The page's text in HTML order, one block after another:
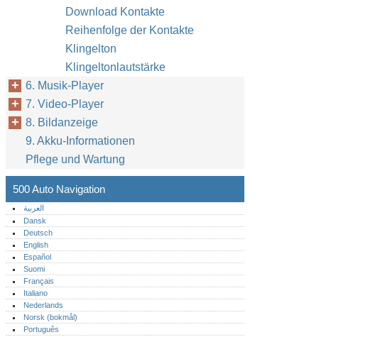
Download Kontakte
Reihenfolge der Kontakte
Klingelton
Klingeltonlautstärke
6. Musik-Player
7. Video-Player
8. Bildanzeige
9. Akku-Informationen
Pflege und Wartung
500 Auto Navigation
العربية
Dansk
Deutsch
English
Español
Suomi
Français
Italiano
Nederlands
Norsk (bokmål)‎
Português‎